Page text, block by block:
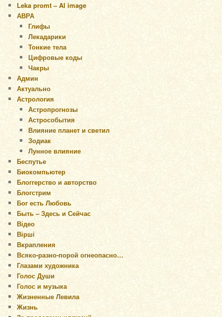
Leka promt – AI image
АВРА
Глифы
Лекадарики
Тонкие тела
Цифровые коды
Чакры
Админ
Актуально
Астрология
Астропрогнозы
Астрособытия
Влияние планет и светил
Зодиак
Лунное влияние
Беспутье
Биокомпьютер
Блоггерство и авторство
Блогстрим
Бог есть Любовь
Быть – Здесь и Сейчас
Відео
Вірші
Вкрапления
Всяко-разно-порой огнеопасно…
Глазами художника
Голос Души
Голос и музыка
Жизненные Левила
Жизнь